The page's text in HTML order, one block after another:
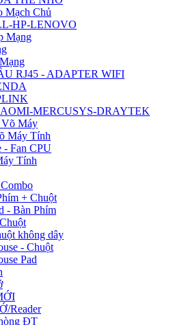
Mạch Chủ
HP-LENOVO
Mạng
RJ45 - ADAPTER WIFI
MERCUSYS-DRAYTEK
Võ Máy
Máy Tính
- Fan CPU
Tính
+ Chuột
- Bàn Phím
không dây
- Chuột
Pad
Reader
ĐT